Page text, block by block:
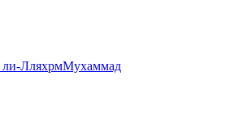
ЛляхрмМухаммад